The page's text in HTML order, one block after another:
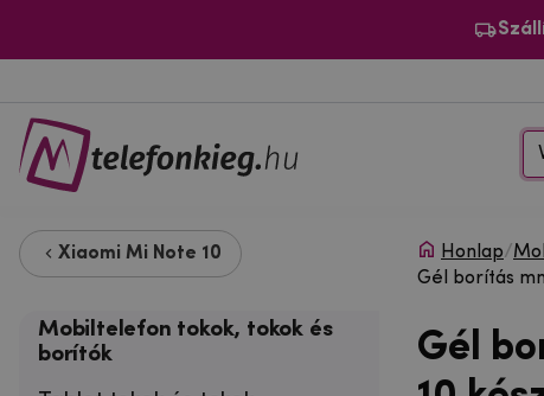
Xiaomi Mi Note 10
Mobiltelefon tokok, tokok és
borítók
Honlap/
Gél borítás
Gél